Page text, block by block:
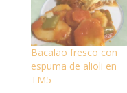
Bacalao fresco con
espuma de alioli en
TM5